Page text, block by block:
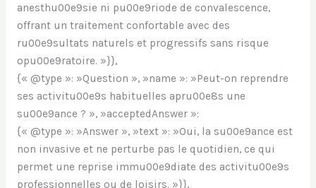
anesthu00e9sie ni pu00e9riode de convalescence,
offrant un traitement confortable avec des
ru00e9sultats naturels et progressifs sans risque
opu00e9ratoire. »}},
{« @type »: »Question », »name »: »Peut-on reprendre
ses activitu00e9s habituelles apru00e8s une
su00e9ance ? », »acceptedAnswer »:
{« @type »: »Answer », »text »: »Oui, la su00e9ance est
non invasive et ne perturbe pas le quotidien, ce qui
permet une reprise immu00e9diate des activitu00e9s
professionnelles ou de loisirs. »}},